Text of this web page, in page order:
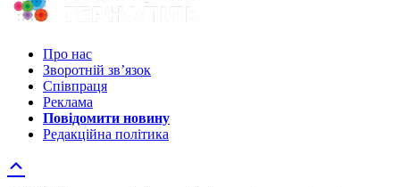
Про нас
Зворотній зв’язок
Співпраця
Реклама
Повідомити новину
Редакційна політика